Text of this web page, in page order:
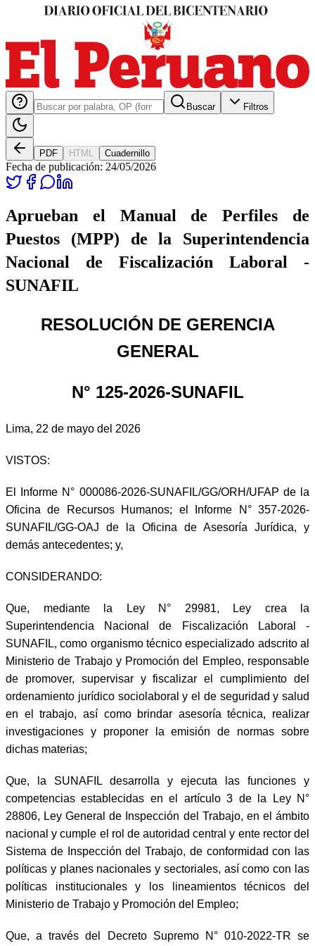
Buscar Filtros
PDF HTML Cuadernillo
Fecha de publicación: 24/05/2026
Aprueban el Manual de Perfiles de
Puestos (MPP) de la Superintendencia
Nacional de Fiscalización Laboral -
SUNAFIL
RESOLUCIÓN DE GERENCIA
GENERAL
N° 125-2026-SUNAFIL
Lima, 22 de mayo del 2026
VISTOS:
El Informe N° 000086-2026-SUNAFIL/GG/ORH/UFAP de la
Oficina de Recursos Humanos; el Informe N° 357-2026-
SUNAFIL/GG-OAJ de la Oficina de Asesoría Jurídica, y
demás antecedentes; y,
CONSIDERANDO:
Que, mediante la Ley N° 29981, Ley crea la
Superintendencia Nacional de Fiscalización Laboral -
SUNAFIL, como organismo técnico especializado adscrito al
Ministerio de Trabajo y Promoción del Empleo, responsable
de promover, supervisar y fiscalizar el cumplimiento del
ordenamiento jurídico sociolaboral y el de seguridad y salud
en el trabajo, así como brindar asesoría técnica, realizar
investigaciones y proponer la emisión de normas sobre
dichas materias;
Que, la SUNAFIL desarrolla y ejecuta las funciones y
competencias establecidas en el artículo 3 de la Ley N°
28806, Ley General de Inspección del Trabajo, en el ámbito
nacional y cumple el rol de autoridad central y ente rector del
Sistema de Inspección del Trabajo, de conformidad con las
políticas y planes nacionales y sectoriales, así como con las
políticas institucionales y los lineamientos técnicos del
Ministerio de Trabajo y Promoción del Empleo;
Que, a través del Decreto Supremo N° 010-2022-TR se